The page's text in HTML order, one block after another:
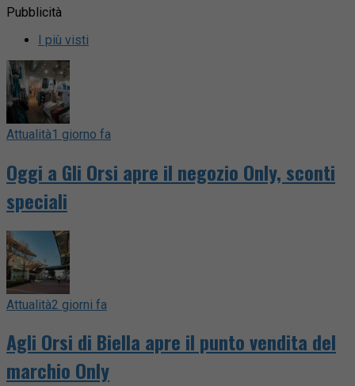
Pubblicità
I più visti
Attualità1 giorno fa
Oggi a Gli Orsi apre il negozio Only, sconti
speciali
Attualità2 giorni fa
Agli Orsi di Biella apre il punto vendita del
marchio Only